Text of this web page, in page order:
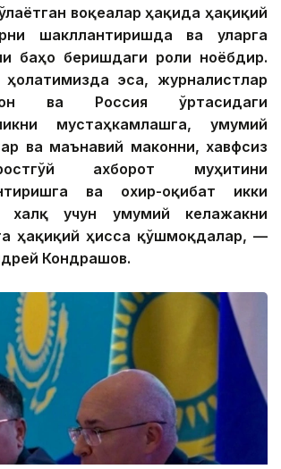
воқеалар ҳақида ҳақиқий
шакллантиришда ва уларга
баҳо беришдаги роли ноёбдир.
ҳолатимизда эса, журналистлар
ва Россия ўртасидаги
мустаҳкамлашга, умумий
ва маънавий маконни, хавфсиз
ахборот муҳитини
ва охир-оқибат икки
халқ учун умумий келажакни
ҳақиқий ҳисса қўшмоқдалар, —
Кондрашов.